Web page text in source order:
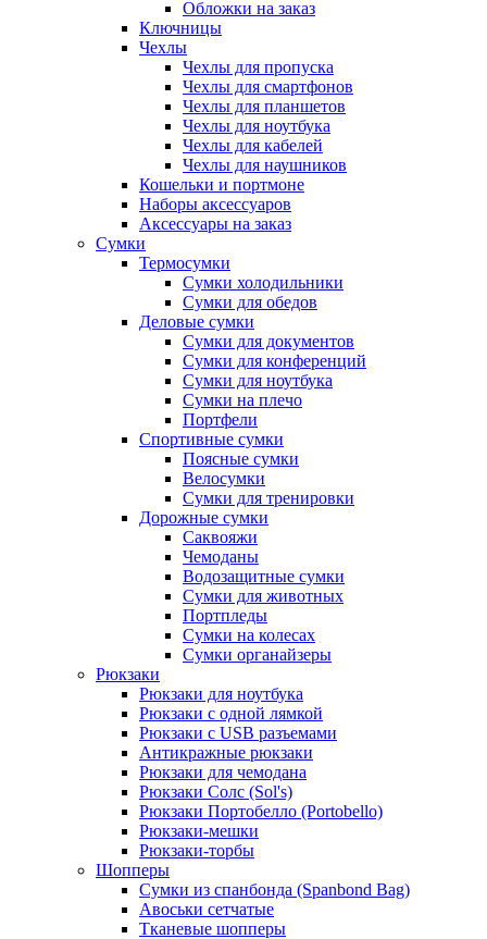
Обложки на заказ
Ключницы
Чехлы
Чехлы для пропуска
Чехлы для смартфонов
Чехлы для планшетов
Чехлы для ноутбука
Чехлы для кабелей
Чехлы для наушников
Кошельки и портмоне
Наборы аксессуаров
Аксессуары на заказ
Сумки
Термосумки
Сумки холодильники
Сумки для обедов
Деловые сумки
Сумки для документов
Сумки для конференций
Сумки для ноутбука
Сумки на плечо
Портфели
Спортивные сумки
Поясные сумки
Велосумки
Сумки для тренировки
Дорожные сумки
Саквояжи
Чемоданы
Водозащитные сумки
Сумки для животных
Портпледы
Сумки на колесах
Сумки органайзеры
Рюкзаки
Рюкзаки для ноутбука
Рюкзаки с одной лямкой
Рюкзаки с USB разъемами
Антикражные рюкзаки
Рюкзаки для чемодана
Рюкзаки Солс (Sol's)
Рюкзаки Портобелло (Portobello)
Рюкзаки-мешки
Рюкзаки-торбы
Шопперы
Сумки из спанбонда (Spanbond Bag)
Авоськи сетчатые
Тканевые шопперы